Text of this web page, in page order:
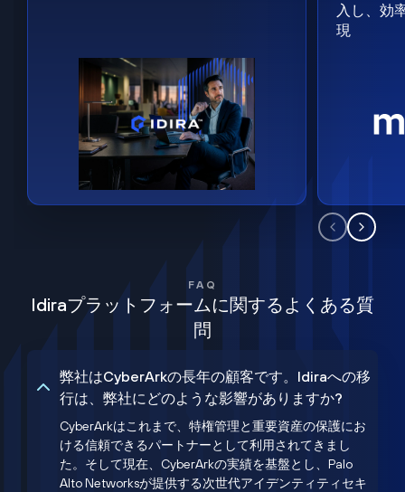
入し、効
現
FAQ
Idiraプラットフォームに関するよくある質
問
弊社はCyberArkの長年の顧客です。Idiraへの移
行は、弊社にどのような影響がありますか?
CyberArkはこれまで、特権管理と重要資産の保護にお
ける信頼できるパートナーとして利用されてきまし
た。そして現在、CyberArkの実績を基盤とし、Palo
Alto Networksが提供する次世代アイデンティティセキ